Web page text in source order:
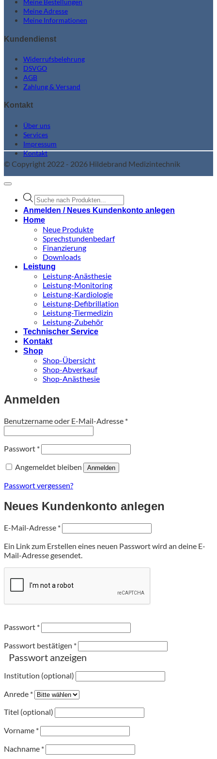
Meine Bestellungen
Meine Adresse
Meine Informationen
Kundendienst
Widerrufsbelehrung
DSVGO
AGB
Zahlung & Versand
Kontakt
Über uns
Services
Impressum
Kontakt
© Copyright 2022 - 2026 Hildebrand Medizintechnik
Products
search
Anmelden / Neues Kundenkonto anlegen
Home
Neue Produkte
Sprechstundenbedarf
Finanzierung
Downloads
Leistung
Leistung-Anästhesie
Leistung-Monitoring
Leistung-Kardiologie
Leistung-Defibrillation
Leistung-Tiermedizin
Leistung-Zubehör
Technischer Service
Kontakt
Shop
Shop-Übersicht
Shop-Abverkauf
Shop-Anästhesie
Anmelden
Benutzername oder E-Mail-Adresse *Erforderlich
Passwort *Erforderlich
Angemeldet bleiben Anmelden
Passwort vergessen?
Neues Kundenkonto anlegen
E-Mail-Adresse *Erforderlich
Ein Link zum Erstellen eines neuen Passwort wird an deine E-
Mail-Adresse gesendet.
Passwort *
Passwort bestätigen *
Passwort anzeigen
Institution (optional)
Anrede *
Titel (optional)
Vorname *
Nachname *